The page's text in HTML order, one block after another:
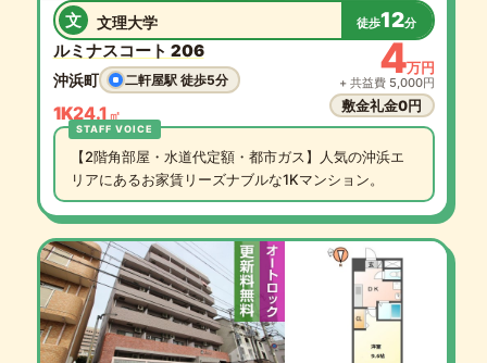
文 文理大学 徒歩12分
ルミナスコート 206
沖浜町 二軒屋駅 徒歩5分
1K24.1 ㎡
4万円
+ 共益費 5,000円
敷金礼金0円
【2階角部屋・水道代定額・都市ガス】人気の沖浜エ
リアにあるお家賃リーズナブルな1Kマンション。